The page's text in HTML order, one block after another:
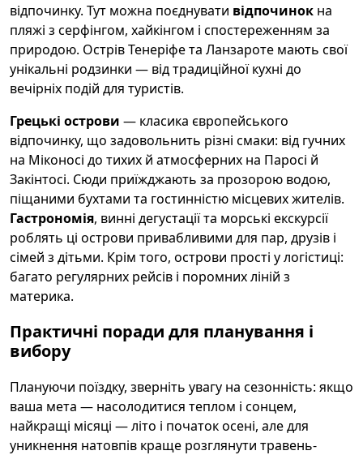
відпочинку. Тут можна поєднувати відпочинок на
пляжі з серфінгом, хайкінгом і спостереженням за
природою. Острів Тенеріфе та Ланзароте мають свої
унікальні родзинки — від традиційної кухні до
вечірніх подій для туристів.
Грецькі острови — класика європейського
відпочинку, що задовольнить різні смаки: від гучних
на Міконосі до тихих й атмосферних на Паросі й
Закінтосі. Сюди приїжджають за прозорою водою,
піщаними бухтами та гостинністю місцевих жителів.
Гастрономія, винні дегустації та морські екскурсії
роблять ці острови привабливими для пар, друзів і
сімей з дітьми. Крім того, острови прості у логістиці:
багато регулярних рейсів і поромних ліній з
материка.
Практичні поради для планування і
вибору
Плануючи поїздку, зверніть увагу на сезонність: якщо
ваша мета — насолодитися теплом і сонцем,
найкращі місяці — літо і початок осені, але для
уникнення натовпів краще розглянути травень-